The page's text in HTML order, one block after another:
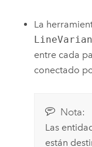
La
entre cada
conectado
Nota:
Las
están